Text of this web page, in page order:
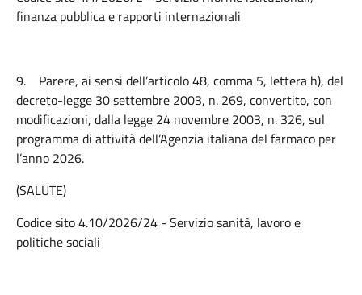
finanza pubblica e rapporti internazionali
9. Parere, ai sensi dell’articolo 48, comma 5, lettera h), del
decreto-legge 30 settembre 2003, n. 269, convertito, con
modificazioni, dalla legge 24 novembre 2003, n. 326, sul
programma di attività dell’Agenzia italiana del farmaco per
l’anno 2026.
(SALUTE)
Codice sito 4.10/2026/24 - Servizio sanità, lavoro e
politiche sociali